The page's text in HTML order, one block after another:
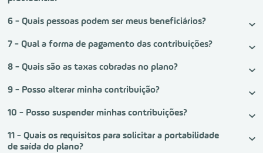
6 - Quais pessoas podem ser meus beneficiários?
7 - Qual a forma de pagamento das contribuições?
8 - Quais são as taxas cobradas no plano?
9 - Posso alterar minha contribuição?
10 - Posso suspender minhas contribuições?
11 - Quais os requisitos para solicitar a portabilidade
de saída do plano?